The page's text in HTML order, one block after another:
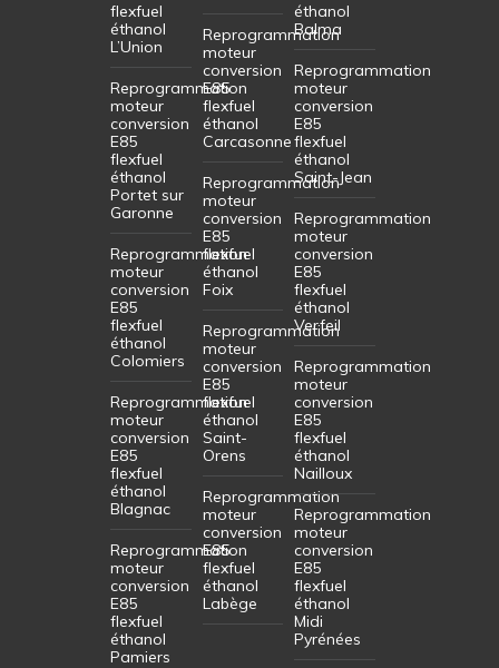
flexfuel
éthanol
L’Union
Reprogrammation
moteur
conversion
E85
flexfuel
éthanol
Portet sur
Garonne
Reprogrammation
moteur
conversion
E85
flexfuel
éthanol
Colomiers
Reprogrammation
moteur
conversion
E85
flexfuel
éthanol
Blagnac
Reprogrammation
moteur
conversion
E85
flexfuel
éthanol
Pamiers
Reprogrammation
moteur
conversion
E85
flexfuel
éthanol
Carcasonne
Reprogrammation
moteur
conversion
E85
flexfuel
éthanol
Foix
Reprogrammation
moteur
conversion
E85
flexfuel
éthanol
Saint-
Orens
Reprogrammation
moteur
conversion
E85
flexfuel
éthanol
Labège
éthanol
Balma
Reprogrammation
moteur
conversion
E85
flexfuel
éthanol
Saint-Jean
Reprogrammation
moteur
conversion
E85
flexfuel
éthanol
Verfeil
Reprogrammation
moteur
conversion
E85
flexfuel
éthanol
Nailloux
Reprogrammation
moteur
conversion
E85
flexfuel
éthanol
Midi
Pyrénées